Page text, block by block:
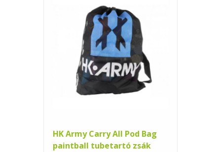
HK Army Carry All Pod Bag
paintball tubetartó zsák